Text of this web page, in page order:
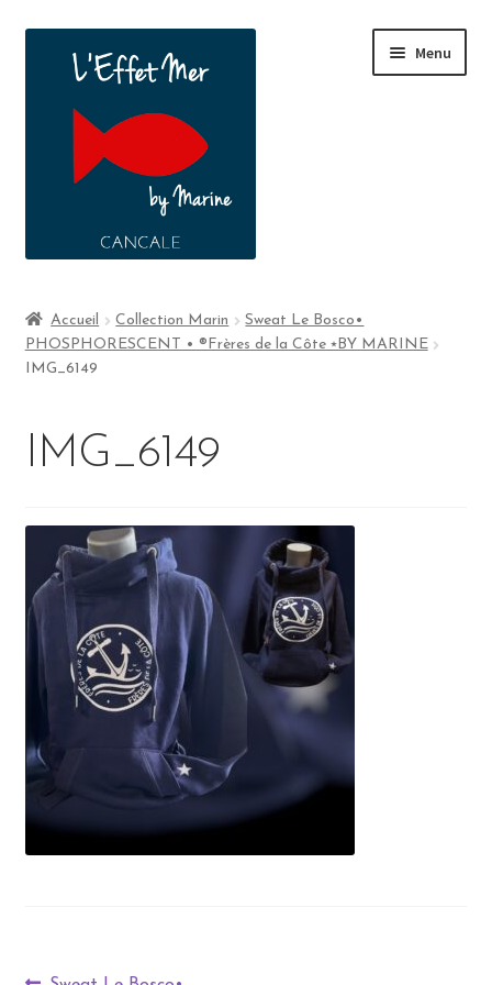
Menu
A propos
Accueil Collection Marin
Sweat Le Bosco•
PHOSPHORESCENT • ®Frères de la Côte ⭑BY MARINE
IMG_6149
IMG_6149